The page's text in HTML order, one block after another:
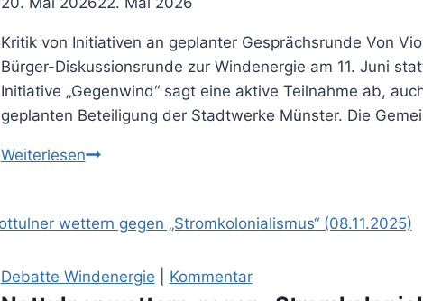
Kritik von Initiativen an geplanter Gesprächsrunde Von
Bürger-Diskussionsrunde zur Windenergie am 11. Juni
Initiative „Gegenwind“ sagt eine aktive Teilnahme ab,
geplanten Beteiligung der Stadtwerke Münster. Die
WeiterlesenWind-
vorab
Streit
Debatte Windenergie Kommentar